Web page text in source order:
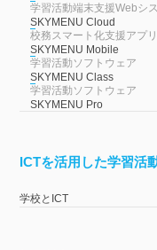
学習活動端末支援Webシ
SKYMENU Cloud
校務スマート化支援アプリ
SKYMENU Mobile
学習活動ソフトウェア
SKYMENU Class
学習活動ソフトウェア
SKYMENU Pro
ICTを活用した学習活
学校とICT